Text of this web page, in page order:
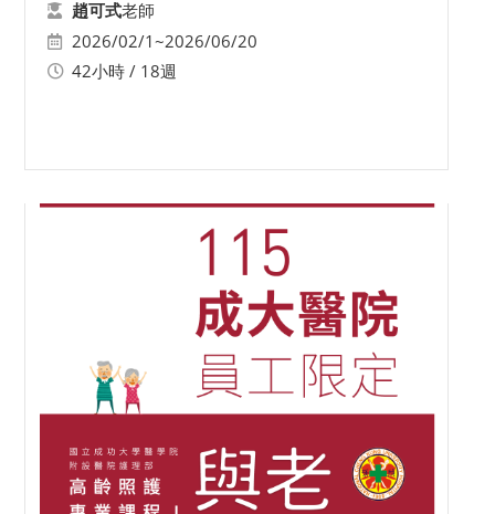
趙可式老師
2026/02/1~2026/06/20
42小時 / 18週